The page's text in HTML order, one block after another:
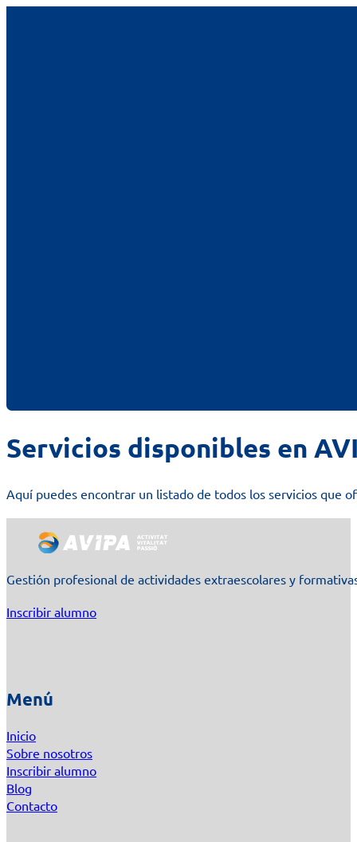
Servicios disponibles en
Aquí puedes encontrar un listado de todos los servicios que
Gestión profesional de actividades extraescolares y
Inscribir alumno
Menú
Inicio
Sobre nosotros
Inscribir alumno
Blog
Contacto